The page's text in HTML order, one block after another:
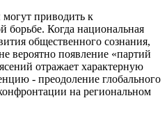
приводить к
борьбе. Когда национальная
общественного сознания,
вероятно появление «партий
отражает характерную
- преодоление глобального
на региональном